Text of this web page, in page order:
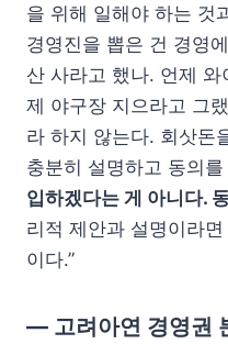
을 위해 일해야 하는 것
경영진을 뽑은 건 경영
산 사라고 했나. 언제
제 야구장 지으라고 그
라 하지 않는다. 회삿돈
충분히 설명하고 동의
입하겠다는 게 아니다.
리적 제안과 설명이라
이다.”
— 고려아연 경영권